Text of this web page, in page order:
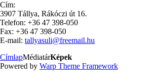
Cím:
3907 Tállya, Rákóczi út 16.
Telefon: +36 47 398-050
Fax: +36 47 398-050
E-mail: tallyasuli@freemail.hu
CímlapMédiatárKépek
Powered by Warp Theme Framework